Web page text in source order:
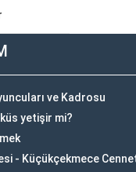
ve Kadrosu
yetişir mi?
- Küçükçekmece